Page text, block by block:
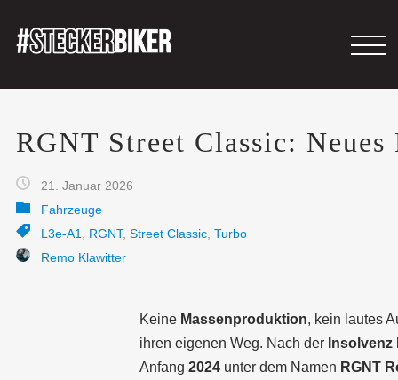
RGNT Street Classic:
21. Januar 2026
Fahrzeuge
L3e-A1
RGNT, Street Classic Turbo
Remo Klawitter
Keine Massenproduktion, kein lautes
ihren eigenen Weg. Nach der Insolvenz
Anfang 2024unter dem Namen RGNT